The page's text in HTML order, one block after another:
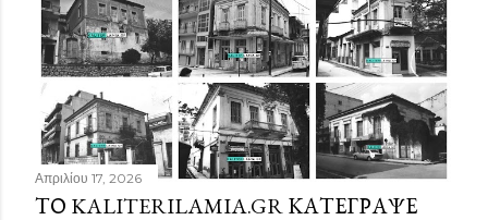
Απριλίου 17, 2026
ΤΟ KALITERILAMIA.GR ΚΑΤΈΓΡΑΨΕ